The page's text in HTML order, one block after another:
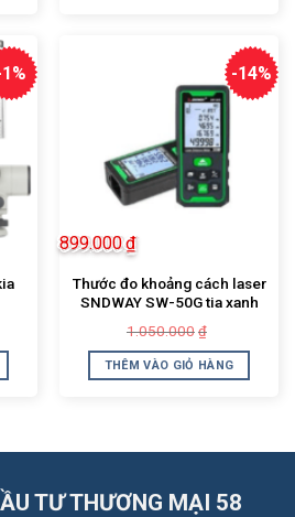
-14%
Thước đo khoảng cách laser
SNDWAY SW-50G tia xanh
1.050.000 ₫
là:
1.050.000₫.
899.000₫
tại
là:
THÊM VÀO GIỎ HÀNG
TƯ THƯƠNG MẠI 58